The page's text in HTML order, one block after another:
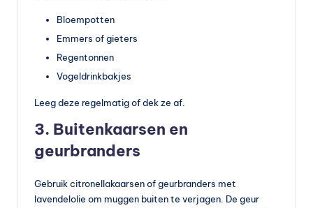
Bloempotten
Emmers of gieters
Regentonnen
Vogeldrinkbakjes
Leeg deze regelmatig of dek ze af.
3. Buitenkaarsen en
geurbranders
Gebruik citronellakaarsen of geurbranders met
lavendelolie om muggen buiten te verjagen. De geur